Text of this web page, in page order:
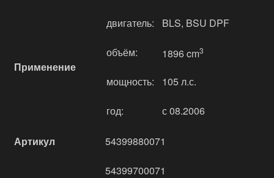
Применение
двигатель: BLS, BSU DPF
объём: 1896 cm3
мощность: 105 л.с.
год: с 08.2006
Артикул 54399880071
54399700071